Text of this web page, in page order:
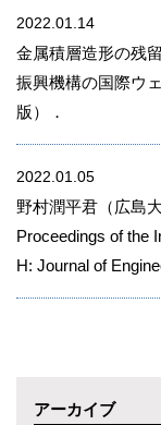
2022.01.14
金属積層造形の残
振興機構の国際ウ
版）．
2022.01.05
野村潤平君（広島
Proceedings of the
H: Journal of
アーカイブ